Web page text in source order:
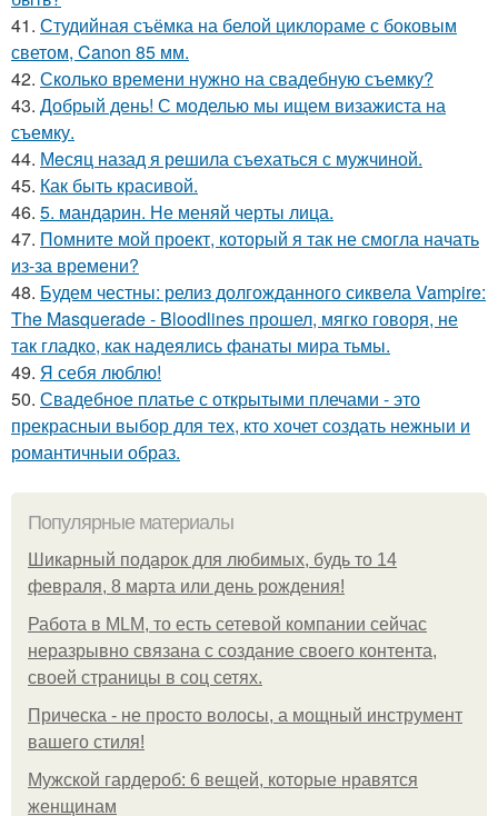
41. Студийная съёмка на белой циклораме с боковым
светом, Canon 85 мм.
42. Сколько времени нужно на свадебную съемку?
43. Добрый день! С моделью мы ищем визажиста на
съемку.
44. Мeсяц назад я рeшила съeхаться с мужчиной.
45. Как быть красивой.
46. 5. мандарин. Не меняй черты лица.
47. Помните мой проект, который я так не смогла начать
из-за времени?
48. Будем честны: релиз долгожданного сиквела Vampire:
The Masquerade - Bloodlines прошел, мягко говоря, не
так гладко, как надеялись фанаты мира тьмы.
49. Я себя люблю!
50. Свадебное платье с открытыми плечами - это
прекрасныи выбор для тех, кто хочет создать нежныи и
романтичныи образ.
Популярные материалы
Шикарный подарок для любимых, будь то 14
февраля, 8 марта или день рождения!
Работа в MLM, то есть сетевой компании сейчас
неразрывно связана с создание своего контента,
своей страницы в соц сетях.
Прическа - не просто волосы, а мощный инструмент
вашего стиля!
Мужской гардероб: 6 вещей, которые нравятся
женщинам